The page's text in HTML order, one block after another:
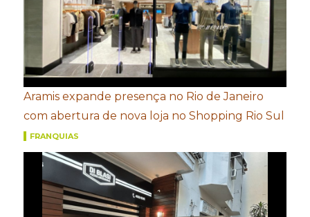
Aramis expande presença no Rio de Janeiro
com abertura de nova loja no Shopping Rio Sul
FRANQUIAS